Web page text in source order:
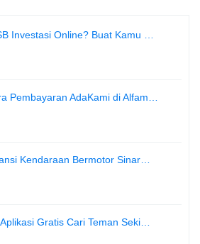
Investasi Online? Buat Kamu …
Pembayaran AdaKami di Alfam…
Kendaraan Bermotor Sinar…
Gratis Cari Teman Seki…